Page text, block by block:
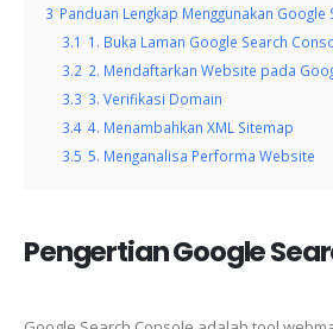
3 Panduan Lengkap Menggunakan Google
3.1 1. Buka Laman Google Search
3.2 2. Mendaftarkan Website pada
3.3 3. Verifikasi Domain
3.4 4. Menambahkan XML Sitemap
3.5 5. Menganalisa Performa Website
Pengertian Google